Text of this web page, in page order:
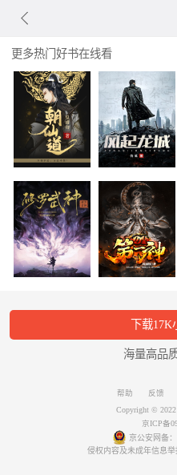
更多热门好书在线看
下载
海量高品
帮助 反馈
Copyright ©
京ICP备
京公安网备：
侵权内容及未成年信息举